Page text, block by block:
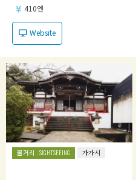
410엔
Website
볼거리 SIGHTSEEING 가가시